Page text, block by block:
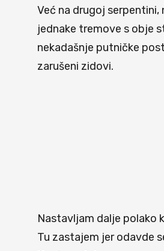
Već na drugoj serpentini,
jednake tremove s obje
nekadašnje putničke
zarušeni zidovi.
Nastavljam dalje polako
Tu zastajem jer odavde